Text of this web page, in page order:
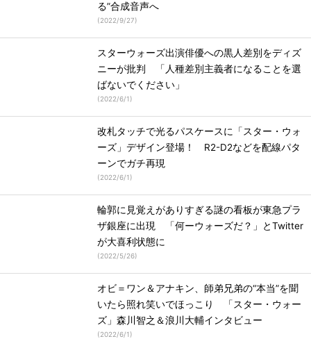
る”合成音声へ
(2022/9/27)
スターウォーズ出演俳優への黒人差別をディズ
ニーが批判 「人種差別主義者になることを選
ばないでください」
(2022/6/1)
改札タッチで光るパスケースに「スター・ウォ
ーズ」デザイン登場！ R2-D2などを配線パタ
ーンでガチ再現
(2022/6/1)
輪郭に見覚えがありすぎる謎の看板が東急プラ
ザ銀座に出現 「何ーウォーズだ？」とTwitter
が大喜利状態に
(2022/5/26)
オビ＝ワン＆アナキン、師弟兄弟の“本当”を聞
いたら照れ笑いでほっこり 「スター・ウォー
ズ」森川智之＆浪川大輔インタビュー
(2022/6/1)